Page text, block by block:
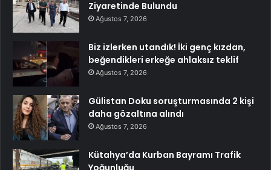
Ziyaretinde Bulundu
Ağustos 7, 2026
Biz izlerken utandık! İki genç kızdan,
beğendikleri erkeğe ahlaksız teklif
Ağustos 7, 2026
Gülistan Doku soruşturmasında 2 kişi
daha gözaltına alındı
Ağustos 7, 2026
Kütahya’da Kurban Bayramı Trafik
Yoğunluğu